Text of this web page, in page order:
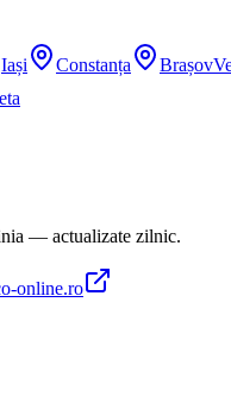
Iași Constanța Brașov
— actualizate zilnic.
online.ro